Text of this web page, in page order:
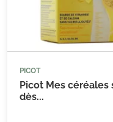

PICOT
Picot Mes céréales
dès...